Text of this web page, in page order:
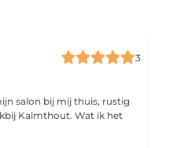
3
Kalmthout. Wat ik het